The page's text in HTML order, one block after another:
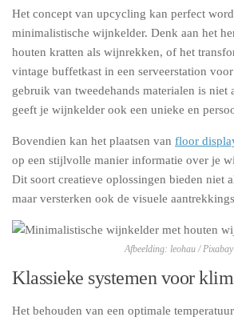
Het concept van upcycling kan perfect
minimalistische wijnkelder. Denk aan het
houten kratten als wijnrekken, of het
vintage buffetkast in een serveerstation
gebruik van tweedehands materialen is niet
geeft je wijnkelder ook een unieke en
Bovendien kan het plaatsen van floor
op een stijlvolle manier informatie over je
Dit soort creatieve oplossingen bieden niet
maar versterken ook de visuele
Afbeelding: leohau / Pixabay
Klassieke systemen voor
Het behouden van een optimale